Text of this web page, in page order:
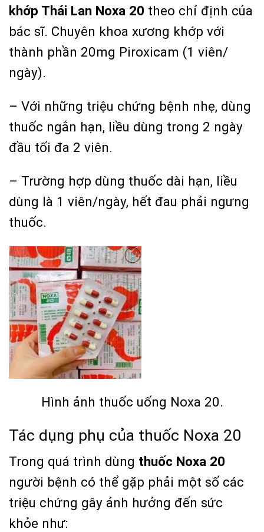
khớp Thái Lan Noxa 20 theo chỉ định của
bác sĩ. Chuyên khoa xương khớp với
thành phần 20mg Piroxicam (1 viên/
ngày).
– Với những triệu chứng bệnh nhẹ, dùng
thuốc ngắn hạn, liều dùng trong 2 ngày
đầu tối đa 2 viên.
– Trường hợp dùng thuốc dài hạn, liều
dùng là 1 viên/ngày, hết đau phải ngưng
thuốc.
Hình ảnh thuốc uống Noxa 20.
Tác dụng phụ của thuốc Noxa 20
Trong quá trình dùng thuốc Noxa 20
người bệnh có thể gặp phải một số các
triệu chứng gây ảnh hưởng đến sức
khỏe như: